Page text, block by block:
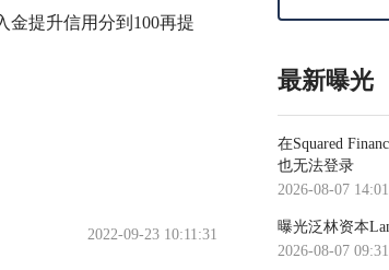
金提升信用分到100再提
2022-09-23 10:11:31
最新曝光
在Squared
也无法登录
2026-08-07
曝光泛林资本
2026-08-07